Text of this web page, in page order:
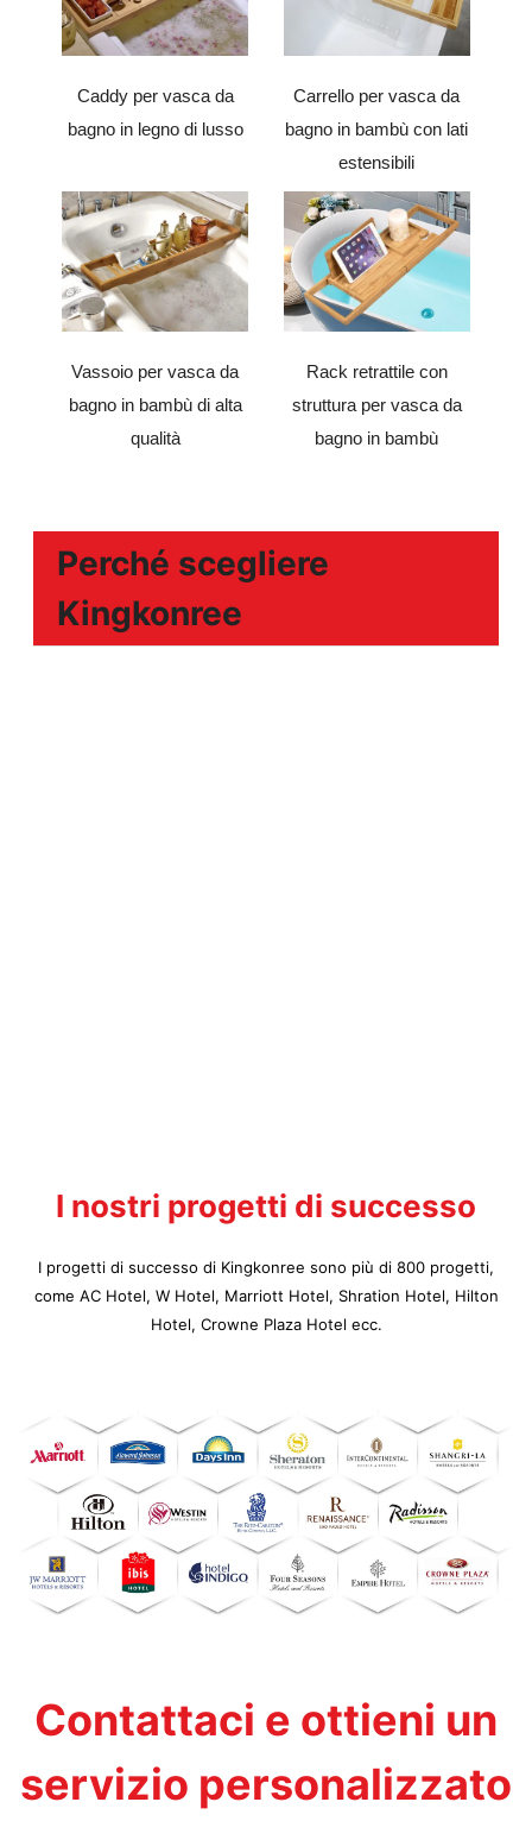
Caddy per vasca da
bagno in legno di lusso
Carrello per vasca da
bagno in bambù con lati
estensibili
Vassoio per vasca da
bagno in bambù di alta
qualità
Rack retrattile con
struttura per vasca da
bagno in bambù
Perché scegliere
Kingkonree
I nostri progetti di successo
I progetti di successo di Kingkonree sono più di 800 progetti,
come AC Hotel, W Hotel, Marriott Hotel, Shration Hotel, Hilton
Hotel, Crowne Plaza Hotel ecc.
Contattaci e ottieni un
servizio personalizzato